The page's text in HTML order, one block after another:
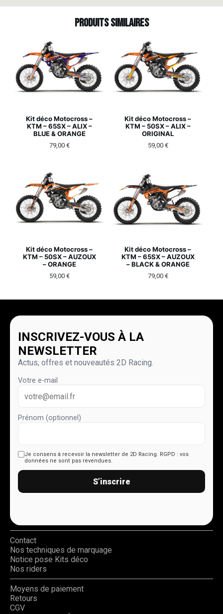
Produits similaires
Kit déco Motocross –
KTM – 65SX – ALIX –
BLUE & ORANGE
79,00 €
Kit déco Motocross –
KTM – 50SX – ALIX –
ORIGINAL
59,00 €
Kit déco Motocross –
KTM – 50SX – AUZOUX
– ORANGE
59,00 €
Kit déco Motocross –
KTM – 65SX – AUZOUX
– BLACK & ORANGE
79,00 €
INSCRIVEZ-VOUS À LA
NEWSLETTER
Actus, offres et nouveautés 2D Racing.
Votre e-mail
Prénom (optionnel)
Je consens à recevoir la newsletter de 2D Racing. RGPD : vos
données ne sont pas revendues.
S’inscrire
Contact
Nos techniques de marquage
Notice pose Kits déco
Nos riders
Moyens de paiement
Retours
CGV